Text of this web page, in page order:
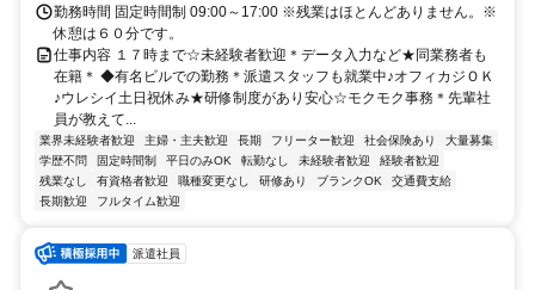
勤務時間 固定時間制 09:00～17:00 ※残業はほとんどありません。※
休憩は６０分です。
仕事内容 １７時まで☆未経験者歓迎＊データ入力など★同業務者も
在籍＊ ◆有名ビルでの勤務＊派遣スタッフも就業中♪オフィカジＯＫ
♪ウレシイ土日祝休み★研修制度があり安心☆モクモク事務＊先輩社
員が教えて...
業界未経験者歓迎 主婦・主夫歓迎 長期 フリーター歓迎 社会保険あり
大量募集
学歴不問
固定時間制 平日のみOK 転勤なし 未経験者歓迎
経験者歓迎
残業なし
有資格者歓迎 職種変更なし 研修あり ブランクOK
交通費支給
長期歓迎
フルタイム歓迎
派遣社員